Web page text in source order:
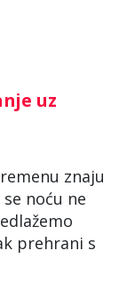
uz
znaju
noću ne
prehrani s